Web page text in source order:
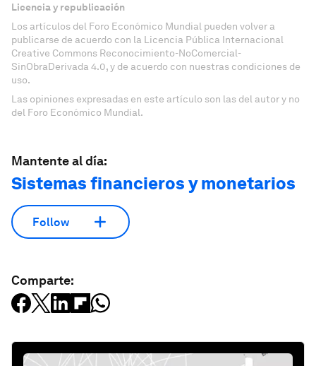
Licencia y republicación
Los artículos del Foro Económico Mundial pueden volver a
publicarse de acuerdo con la Licencia Pública Internacional
Creative Commons Reconocimiento-NoComercial-
SinObraDerivada 4.0, y de acuerdo con nuestras condiciones de
uso.
Las opiniones expresadas en este artículo son las del autor y no
del Foro Económico Mundial.
Mantente al día:
Sistemas financieros y monetarios
Follow
Comparte: